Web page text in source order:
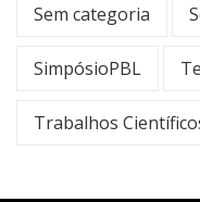
Sem categoria
SimpósioPBL
Trabalhos